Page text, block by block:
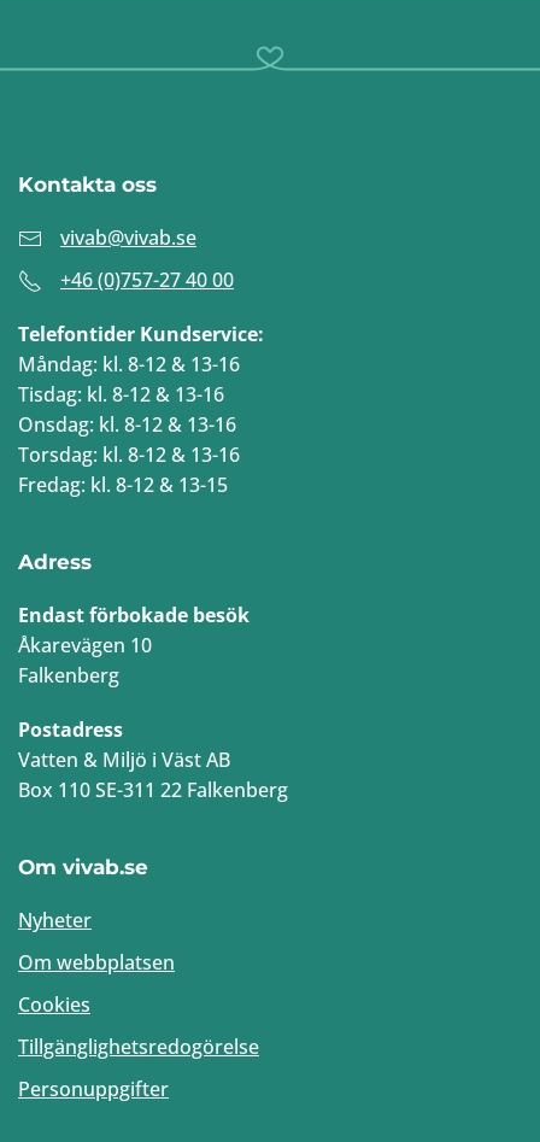
Kontakta oss
vivab@vivab.se
+46 (0)757-27 40 00
Telefontider Kundservice:
Måndag: kl. 8-12 & 13-16
Tisdag: kl. 8-12 & 13-16
Onsdag: kl. 8-12 & 13-16
Torsdag: kl. 8-12 & 13-16
Fredag: kl. 8-12 & 13-15
Adress
Endast förbokade besök
Åkarevägen 10
Falkenberg
Postadress
Vatten & Miljö i Väst AB
Box 110 SE-311 22 Falkenberg
Om vivab.se
Nyheter
Om webbplatsen
Cookies
Tillgänglighetsredogörelse
Personuppgifter